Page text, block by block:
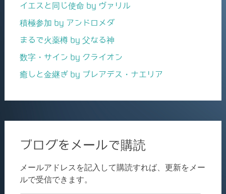
イエスと同じ使命 by ヴァリル
積極参加 by アンドロメダ
まるで火薬樽 by 父なる神
数字・サイン by クライオン
癒しと金継ぎ by プレアデス・ナエリア
ブログをメールで購読
メールアドレスを記入して購読すれば、更新をメー
ルで受信できます。